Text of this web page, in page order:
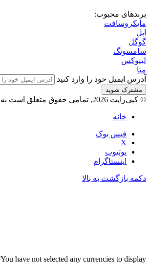
برندهای محبوب:
مایکروسافت
اپل
گوگل
سامسونگ
لینوکس
متا
آدرس ایمیل خود را وارد کنید
© کپی‌رایت 2026, تمامی حقوق متعلق است به |
خانه
فیس بوک
X
یوتیوب
اینستاگرام
دکمه بازگشت به بالا
You have not selected any currencies to display